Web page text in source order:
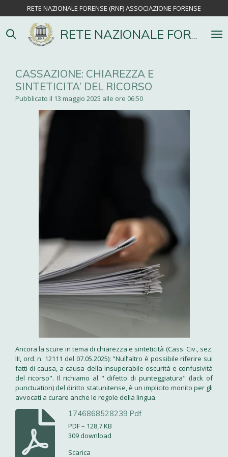
contenuto
principale
RETE NAZIONALE FORENSE
RETE NAZIONALE FORENSE (RNF) ASSOCIAZIONE FORENSE
CASSAZIONE: CHIAREZZA E
SINTETICITA’ DEL RICORSO
Pubblicato il 13 maggio 2025 alle ore 06:50
Ancora la scure in tema di chiarezza e sinteticità (Cass. Civ., sez.
III, ord. n. 12111 del 07.05.2025): "Null’altro è possibile riferire sui
fatti di causa, a causa della insuperabile oscurità e confusività
del ricorso". Il richiamo al " difetto di punteggiatura" (lack of
punctuation) del diritto statunitense, è un implicito monito per gli
avvocati a curare anche le regole della lingua.
1746868528239 Pdf
PDF – 128,7 KB
309 download
Scarica